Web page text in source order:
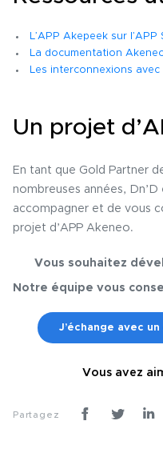
L’APP Akepeek sur
La documentation
es interconnexions avec
Un projet
En tant que Gold Partner
nombreuses années,
accompagner et de vous
projet d’APP Akeneo.
Vous souhaitez
Notre équipe vous
J’échange avec
Vous avez
Partagez